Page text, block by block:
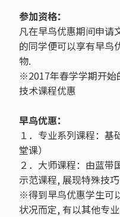
参加资格：
凡在早鸟优惠期间申请
的同学便可以享有早鸟
物.
※2017年春学学期开始
技术课程优惠
早鸟优惠：
１．专业系列课程：基
堂课）
２．大师课程：由蓝带
示范课程, 展现特殊技
※得到早鸟优惠学生可
状况而定, 有以其他专